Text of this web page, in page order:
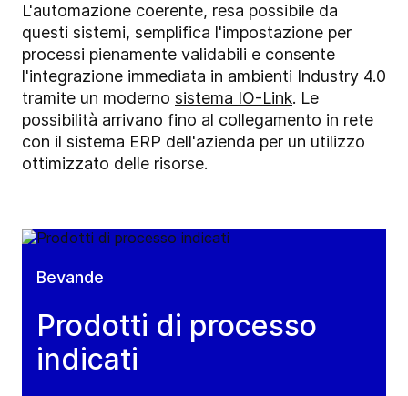
L'automazione coerente, resa possibile da
questi sistemi, semplifica l'impostazione per
processi pienamente validabili e consente
l'integrazione immediata in ambienti Industry 4.0
tramite un moderno sistema IO-Link. Le
possibilità arrivano fino al collegamento in rete
con il sistema ERP dell'azienda per un utilizzo
ottimizzato delle risorse.
Bevande
Prodotti di processo
indicati